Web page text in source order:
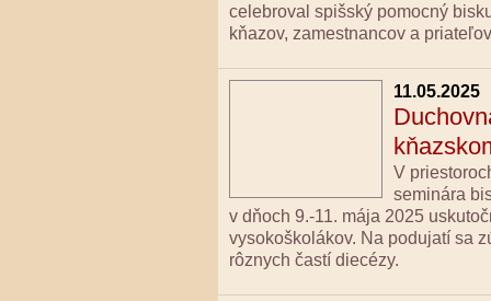
celebroval spišský pomocný
kňazov, zamestnancov a
11.05.2025
V
seminára
v dňoch 9.-11. mája 2025
vysokoškolákov. Na podujatí sa
rôznych častí diecézy.